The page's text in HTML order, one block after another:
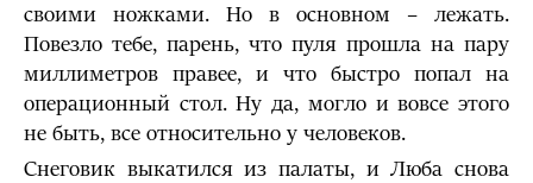
своими ножками. Но в основном – лежать.
Повезло тебе, парень, что пуля прошла на пару
миллиметров правее, и что быстро попал на
операционный стол. Ну да, могло и вовсе этого
не быть, все относительно у человеков.
Снеговик выкатился из палаты, и Люба снова